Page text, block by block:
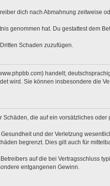
dich nach Abmahnung zeitweise
genommen hat. Du gestattest dem
Schaden zuzufügen.
handelt;
wird. Sie können insbesondere die
die auf ein vorsätzliches oder
und der Verletzung
begrenzt. Dies gilt auch für
auf die bei Vertragsschluss
entgangenen Gewinn.